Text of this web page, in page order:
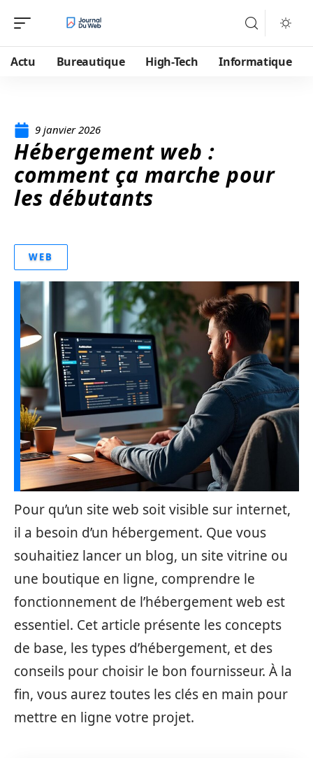
Actu Bureautique High-Tech Informatique
9 janvier 2026
Hébergement web :
comment ça marche pour
les débutants
WEB
Pour qu’un site web soit visible sur internet,
il a besoin d’un hébergement. Que vous
souhaitiez lancer un blog, un site vitrine ou
une boutique en ligne, comprendre le
fonctionnement de l’hébergement web est
essentiel. Cet article présente les concepts
de base, les types d’hébergement, et des
conseils pour choisir le bon fournisseur. À la
fin, vous aurez toutes les clés en main pour
mettre en ligne votre projet.